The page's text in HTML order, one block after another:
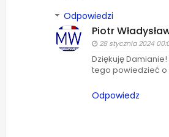
Odpowiedzi
Piotr
28 stycznia 2024
Dziękuję
tego powiedzieć o
Odpowiedz